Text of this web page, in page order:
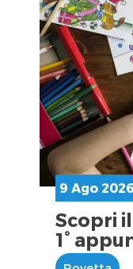
9 Ago 2026
Scopri
1°